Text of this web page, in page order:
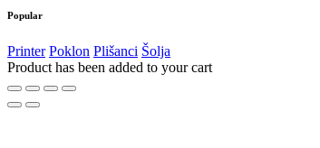
Popular
Printer Poklon Plišanci Šolja
Product has been added to your cart